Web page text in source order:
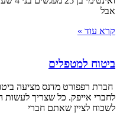
אבל
קרא עוד »
ביטוח למטפלים
חברת רפפורט מדנס מציעה
לחברי אייפק. כל שצריך לעשות
לשכוח לציין שאתם חברי